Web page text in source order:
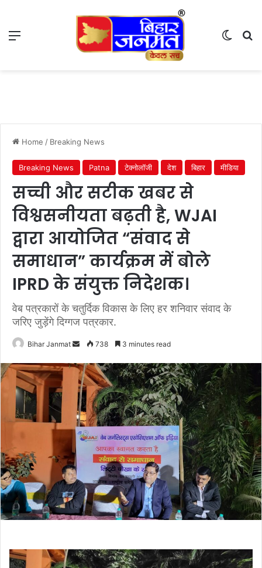
Home / Breaking News
Breaking News Patna टेक्नोलॉजी देश बिहार मीडिया
सच्ची और सटीक खबर से
विश्वसनीयता बढ़ती है, WJAI
द्वारा आयोजित “संवाद से
समाधान” कार्यक्रम में बोले
IPRD के संयुक्त निदेशक।
वेब पत्रकारों के चतुर्दिक विकास के लिए हर शनिवार संवाद के
जरिए जुड़ेंगे दिग्गज पत्रकार.
Bihar Janmat
n
d
a
n
e
m
l
738 3 minutes read